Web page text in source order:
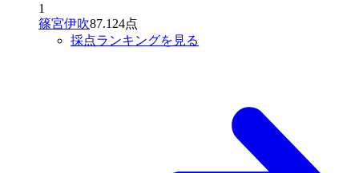
1
篠宮伊吹87.124点
採点ランキングを見る